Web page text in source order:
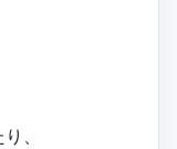
、